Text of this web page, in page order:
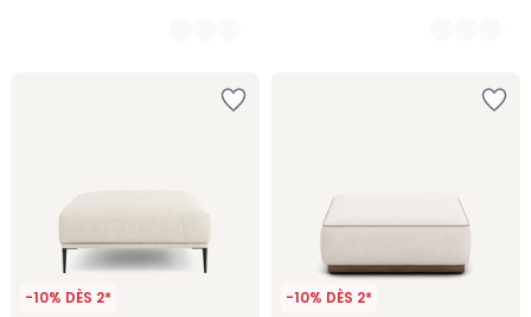
-10% DÈS 2* -10% DÈS 2*